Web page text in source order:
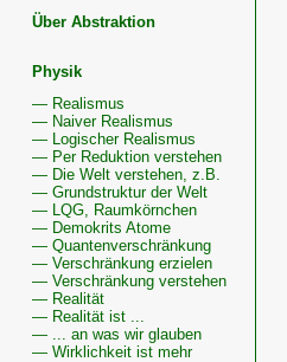
Über Abstraktion
Physik
— Realismus
— Naiver Realismus
— Logischer Realismus
— Per Reduktion verstehen
— Die Welt verstehen, z.B.
— Grundstruktur der Welt
— LQG, Raumkörnchen
— Demokrits Atome
— Quantenverschränkung
— Verschränkung erzielen
— Verschränkung verstehen
— Realität
— Realität ist ...
— ... an was wir glauben
— Wirklichkeit ist mehr